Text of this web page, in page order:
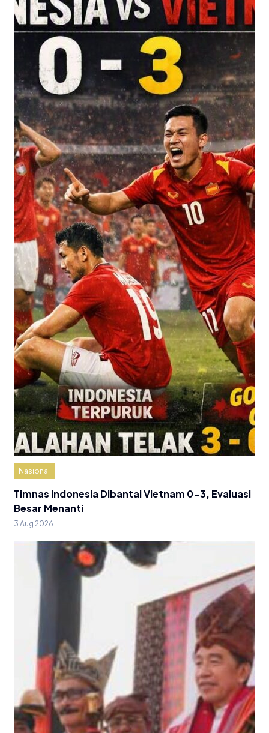
Nasional
Timnas Indonesia Dibantai Vietnam 0-3, Evaluasi
Besar Menanti
3 Aug 2026